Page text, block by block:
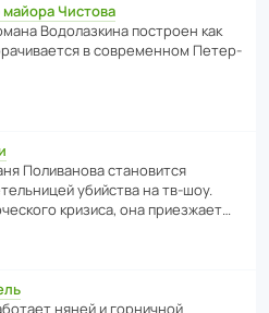
Чистова
Водо­ла­з­кина пост­роен как
в совре­менном Пете­р­
Поли­ва­нова стано­вится
убийства на тв-шоу.
кризиса, она приезжает…
няней и горни­чной